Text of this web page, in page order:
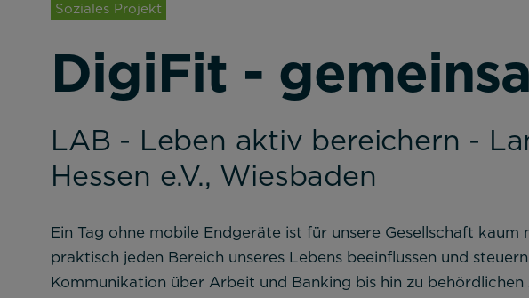
Soziales Projekt
DigiFit -
LAB - Leben aktiv bereichern -
Hessen e.V., Wiesbaden
Ein Tag ohne mobile Endgeräte ist für unsere Gesellschaft kaum
praktisch jeden Bereich unseres Lebens beeinflussen und
Kommunikation über Arbeit und Banking bis hin zu behördlichen